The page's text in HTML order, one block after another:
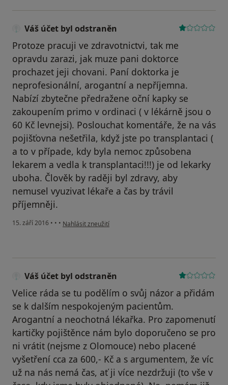
Váš účet byl odstraněn
Protoze pracuji ve zdravotnictvi, tak me
opravdu zarazi, jak muze pani doktorce
prochazet jeji chovani. Paní doktorka je
neprofesionální, arogantní a nepříjemna.
Nabízí zbytečne předražene oční kapky se
zakoupením primo v ordinaci ( v lékárně jsou o
60 Kč levnejsi). Poslouchat komentáře, že na vás
pojišťovna nešetřila, když jste po transplantaci (
a to v případe, kdy byla nemoc způsobena
lekarem a vedla k transplantaci!!!) je od lekarky
uboha. Člověk by raději byl zdravy, aby
nemusel vyuzivat lékaře a čas by trávil
příjemněji.
15. září 2016 • • • podle názoru uživatele Váš účet byl odstraněn
Nahlásit zneužití
Váš účet byl odstraněn
Velice ráda se tu podělím o svůj názor a přidám
se k dalším nespokojeným pacientům.
Arogantní a neochotná lékařka. Pro zapomenutí
kartičky pojištěnce nám bylo doporučeno se pro
ni vrátit (nejsme z Olomouce) nebo placené
vyšetření cca za 600,- Kč a s argumentem, že víc
už na nás nemá čas, ať ji více nezdržuji (to vše v